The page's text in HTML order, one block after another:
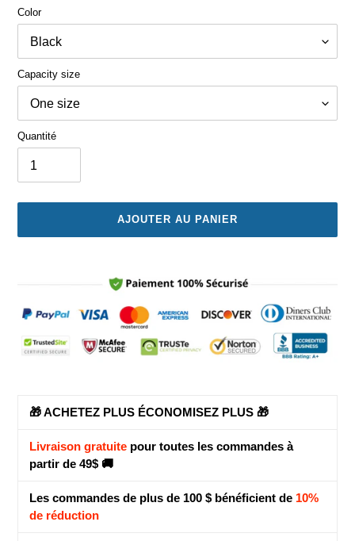
Color
Capacity size
Quantité
AJOUTER AU PANIER
à
panier
🎁 ACHETEZ PLUS ÉCONOMISEZ PLUS 🎁
Livraison gratuite pour toutes les commandes à
partir de 49$ 🚚
Les commandes de plus de 100 $ bénéficient de 10%
de réduction